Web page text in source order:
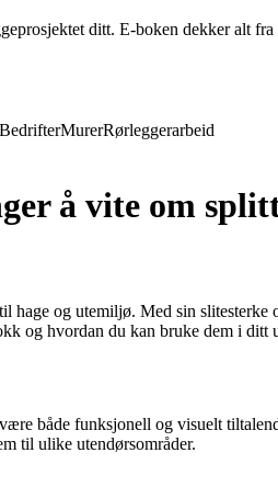
ditt. E-boken dekker alt
BedrifterMurerRørleggerarbeid
å vite om
og utemiljø. Med sin
og hvordan du kan bruke dem i ditt
både funksjonell og visuelt
til ulike utendørsområder.